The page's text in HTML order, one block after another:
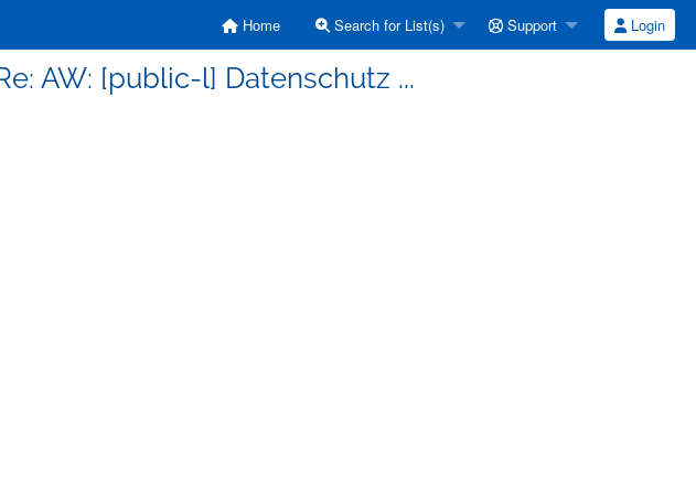
Home Search for List(s) Support Login
AW: [public-l] Datenschutz ...